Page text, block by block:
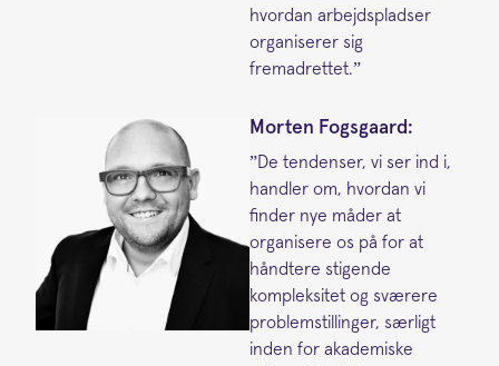
hvordan arbejdspladser
organiserer sig
fremadrettet.”
Morten Fogsgaard:
”De tendenser, vi ser ind i,
handler om, hvordan vi
finder nye måder at
organisere os på for at
håndtere stigende
kompleksitet og sværere
problemstillinger, særligt
inden for akademiske